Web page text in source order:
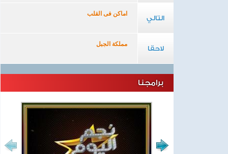
التالي
اماكن فى القلب
لاحقا
مملكة الجبل
برامجنا